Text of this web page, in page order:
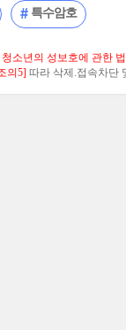
특수암호
소년의 성보호에 관한
의5] 따라 삭제.접속차단